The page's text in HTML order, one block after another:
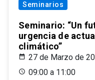
Seminarios
Seminario: “Un
urgencia de
climático”
27 de Marzo de
09:00 a 11:00